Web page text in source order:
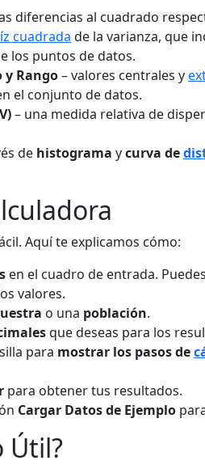
diferencias al cuadrado
cuadrada de la varianza, que
los puntos de datos.
Rango– valores centrales y
el conjunto de datos.
– una medida relativa de
de histograma ycurva de
Aquí te explicamos cómo:
en el cuadro de entrada.
valores.
o una población.
que deseas para los
para mostrar los pasos de
para obtener tus resultados.
Cargar Datos de Ejemplo
Útil?